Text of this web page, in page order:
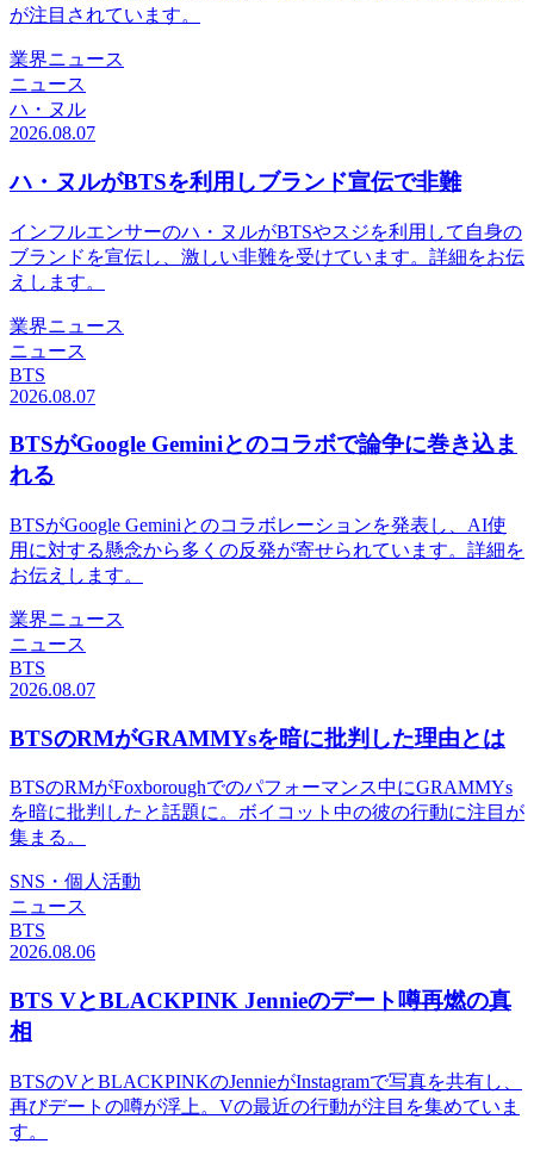
が注目されています。
業界ニュース
ニュース
ハ・ヌル
2026.08.07
ハ・ヌルがBTSを利用しブランド宣伝で非難
インフルエンサーのハ・ヌルがBTSやスジを利用して自身の
ブランドを宣伝し、激しい非難を受けています。詳細をお伝
えします。
業界ニュース
ニュース
BTS
2026.08.07
BTSがGoogle Geminiとのコラボで論争に巻き込ま
れる
BTSがGoogle Geminiとのコラボレーションを発表し、AI使
用に対する懸念から多くの反発が寄せられています。詳細を
お伝えします。
業界ニュース
ニュース
BTS
2026.08.07
BTSのRMがGRAMMYsを暗に批判した理由とは
BTSのRMがFoxboroughでのパフォーマンス中にGRAMMYs
を暗に批判したと話題に。ボイコット中の彼の行動に注目が
集まる。
SNS・個人活動
ニュース
BTS
2026.08.06
BTS VとBLACKPINK Jennieのデート噂再燃の真
相
BTSのVとBLACKPINKのJennieがInstagramで写真を共有し、
再びデートの噂が浮上。Vの最近の行動が注目を集めていま
す。